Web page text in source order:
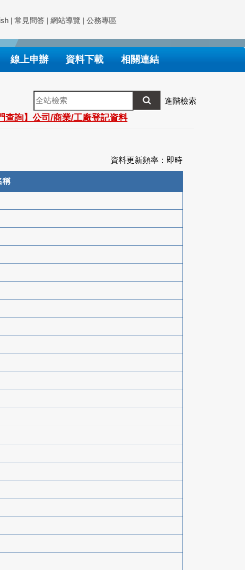
| 常見問答 | 網站導覽 | 公務專區
線上申辦 資料下載 相關連結
全
站
檢
索
進階檢索
查詢】公司/商業/工廠登記資料
資料更新頻率：即時
稱